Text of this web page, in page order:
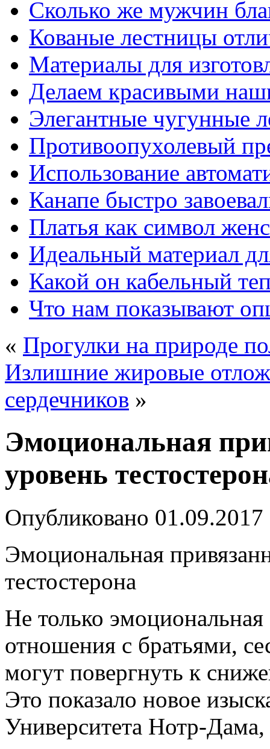
Сколько же мужчин
Кованые лестницы
Материалы для
Делаем красивыми
Элегантные чугунные
Противоопухолевый
Использование
Канапе быстро
Платья как символ
Идеальный материал
Какой он кабельный
Что нам показывают
« Прогулки на природе
Излишние жировые
сердечников »
Эмоциональная
уровень
Опубликовано 01.09.2017
Эмоциональная
тестостерона
Не только
отношения с братьями,
могут повергнуть к
Это показало новое
Университета Нотр-Дама,